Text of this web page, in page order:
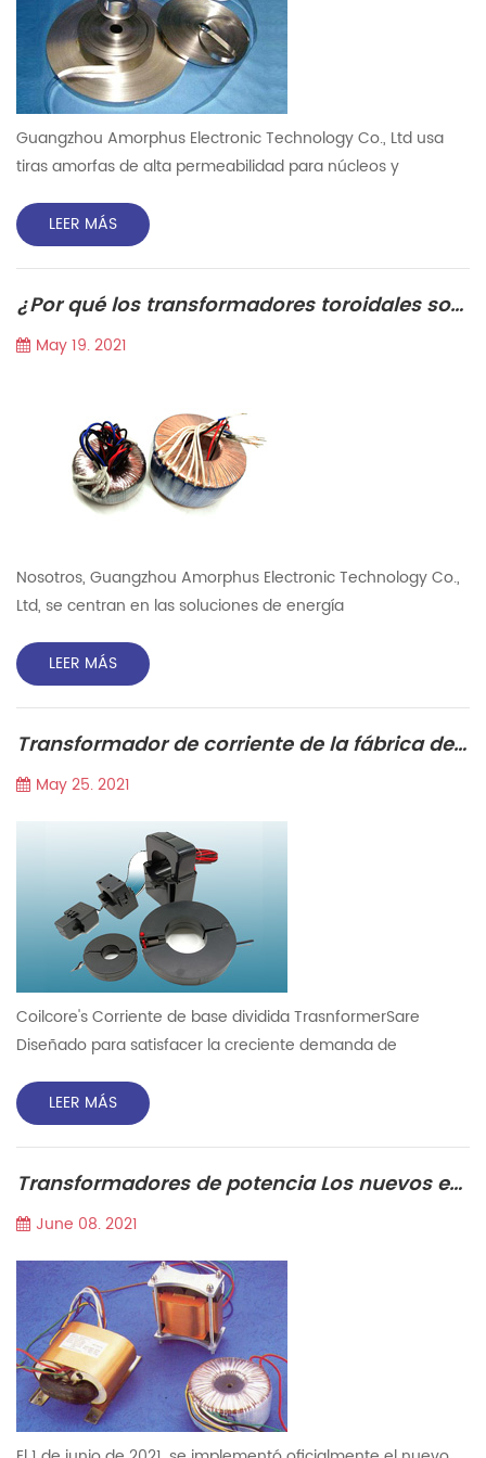
Guangzhou Amorphus Electronic Technology Co., Ltd usa
tiras amorfas de alta permeabilidad para núcleos y
información sobre aleación amorfa : Cuando La aleación es
super-rapidamente solidificado, los átomos no puede
aleaciones amorfas. Las aleaciones amorfas con trastorno
de largo alcance p...
LEER MÁS
¿Por qué los transformadores toroidales son populares?
May 19. 2021
Nosotros, Guangzhou Amorphus Electronic Technology Co.,
Ltd, se centran en las soluciones de energía
poder verde, MIL ITary, Telecomunicaciones, Médico,
Industrial, Rail. Los transformadores toroidales son
circular o núcleo magnético en forma de rosquilla de
materiales ferromagnéticos, y luego...
LEER MÁS
Transformador de corriente de la fábrica de alta precisión de la fábrica
May 25. 2021
Coilcore's Corriente de base dividida TrasnformerSare
Diseñado para satisfacer la creciente demanda de
(abierto) CTS puede ser un ahorro en general en el costo
del trabajo Savings.Simply clip estos Alrededor de los cables
cremallera, sin desconectar cables o barra de bus Circuitos...
LEER MÁS
Transformadores de potencia Los nuevos estándares se implementan oficialmente.
June 08. 2021